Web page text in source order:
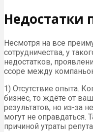
Недостатки
Несмотря на все
сотрудничества, у
недостатков,
ссоре между
1) Отсутствие опыта.
бизнес, то ждёте от
результатов, но из-за
могут не оправдаться.
причиной утраты